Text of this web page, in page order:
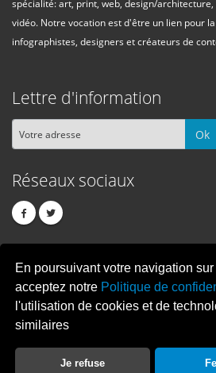
En poursuivant votre navigation
acceptez notre Politique de
l'utilisation de cookies et de
similaires
Je refuse
spécialité: art, print, web, design/
vidéo. Notre vocation est d'être un lien pour
infographistes, designers et créateurs de
Lettre d'information
Ok
Réseaux sociaux
PIXELCREATION